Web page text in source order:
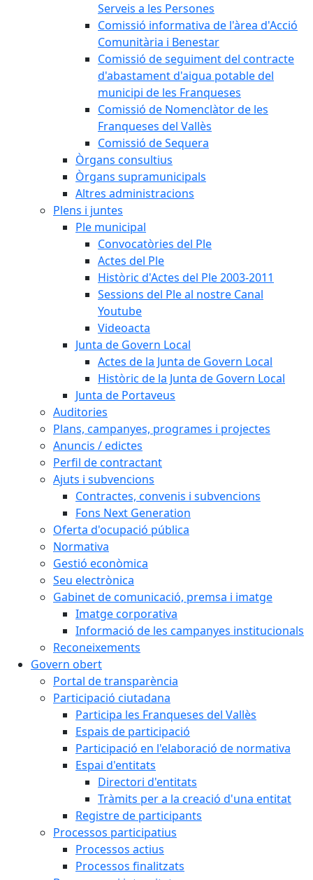
Serveis a les Persones
Comissió informativa de l'àrea d'Acció
Comunitària i Benestar
Comissió de seguiment del contracte
d'abastament d'aigua potable del
municipi de les Franqueses
Comissió de Nomenclàtor de les
Franqueses del Vallès
Comissió de Sequera
Òrgans consultius
Òrgans supramunicipals
Altres administracions
Plens i juntes
Ple municipal
Convocatòries del Ple
Actes del Ple
Històric d'Actes del Ple 2003-2011
Sessions del Ple al nostre Canal
Youtube
Videoacta
Junta de Govern Local
Actes de la Junta de Govern Local
Històric de la Junta de Govern Local
Junta de Portaveus
Auditories
Plans, campanyes, programes i projectes
Anuncis / edictes
Perfil de contractant
Ajuts i subvencions
Contractes, convenis i subvencions
Fons Next Generation
Oferta d'ocupació pública
Normativa
Gestió econòmica
Seu electrònica
Gabinet de comunicació, premsa i imatge
Imatge corporativa
Informació de les campanyes institucionals
Reconeixements
Govern obert
Portal de transparència
Participació ciutadana
Participa les Franqueses del Vallès
Espais de participació
Participació en l'elaboració de normativa
Espai d'entitats
Directori d'entitats
Tràmits per a la creació d'una entitat
Registre de participants
Processos participatius
Processos actius
Processos finalitzats